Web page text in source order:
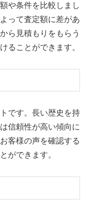
や条件を比較しまし
って査定額に差があ
ら見積もりをもらう
ることができます。
です。長い歴史を持
信頼性が高い傾向に
客様の声を確認する
ができます。